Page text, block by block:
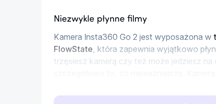
Niezwykle płynne filmy
Kamera Insta360 Go 2 jest wyposażona w
FlowState, która zapewnia wyjątkowo
trzęsiesz kamerą czy też może jedziesz
przymocować kamerę do ubrania lub